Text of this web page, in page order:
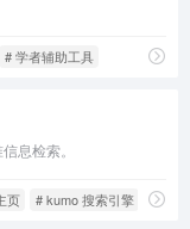
# 学者辅助工具
息检索。
页 # kumo 搜索引擎